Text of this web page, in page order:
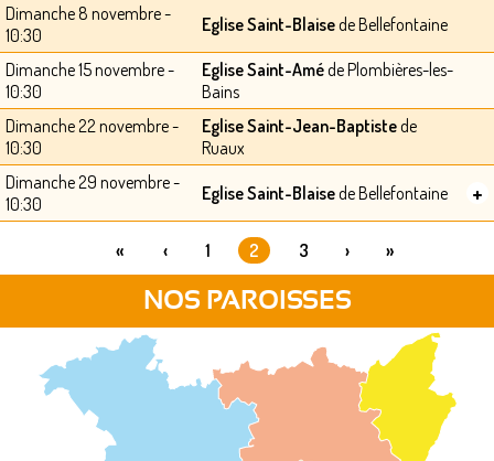
Dimanche 8 novembre -
10:30
Eglise Saint-Blaisede Bellefontaine
Dimanche 15 novembre -
10:30
Eglise Saint-Améde Plombières-les-
Bains
Dimanche 22 novembre -
10:30
Eglise Saint-Jean-Baptistede
Ruaux
Dimanche 29 novembre -
10:30
Eglise Saint-Blaisede Bellefontaine +
« ‹ 1 2 3 › »
NOS PAROISSES